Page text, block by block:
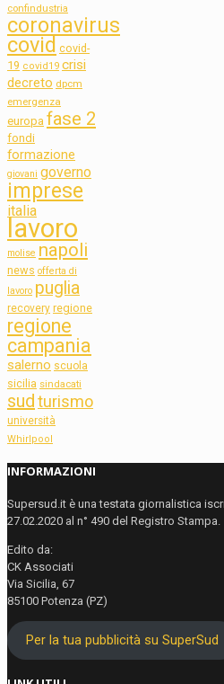
confindustria
coronavirus
covid covid-
19 covid19 crisi
decreto dpcm
emergenza
europa fase 2
fondi
formazione
giovani governo
imprese
italia
lavoro
molise napoli
news offerta di
lavoro puglia
recovery regione
regione
campania
salerno scuola
sicilia sindacati
sudturismo
università
Whirlpool
INFORMAZIONI
Supersud.it è una testata giornalistica
27.02.2020 al n° 490 del Registro Stampa.
Edito da:
CK Associati
Via Sicilia, 67
85100 Potenza (PZ)
Per la tua pubblicità su SuperSud